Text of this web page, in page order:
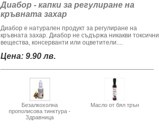
Диабор - капки за регулиране на
кръвната захар
Диабор е натурален продукт за регулиране на
кръвната захар. Диабор не съдържа никакви токсични
вещества, консерванти или оцветители....
Цена: 9.90 лв.
Безалкохолна
прополисова тинктура -
Здравница
Масло от бял трън